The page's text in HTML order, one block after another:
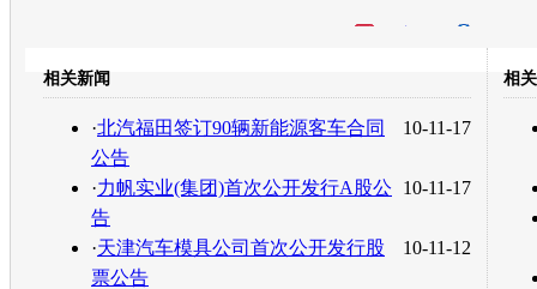
转发至：
相关新闻
10-11-17
·北汽福田签订90辆新能源客车合同
公告
10-11-17
·力帆实业(集团)首次公开发行A股公
告
10-11-12
·天津汽车模具公司首次公开发行股
票公告
相